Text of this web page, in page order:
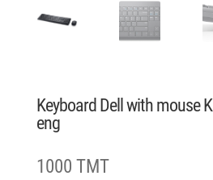
Keyboard Dell with mouse
eng
1000 TMT